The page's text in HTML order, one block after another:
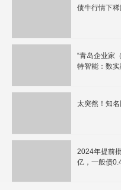
债牛行情下稀
“青岛企业家
特智能：数实
太突然！知
2024年提前
亿，一般债